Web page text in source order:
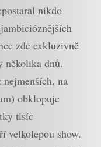
nikdo
zde exkluzivně
několika dnů.
na
obklopuje
tisíc
velkolepou show.